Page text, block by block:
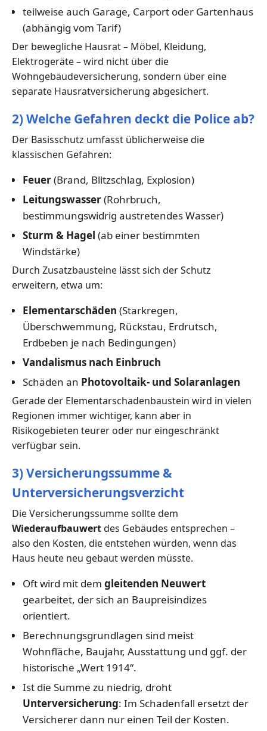
teilweise auch Garage, Carport oder Gartenhaus
(abhängig vom Tarif)
Der bewegliche Hausrat – Möbel, Kleidung,
Elektrogeräte – wird nicht über die
Wohngebäudeversicherung, sondern über eine
separate Hausratversicherung abgesichert.
2) Welche Gefahren deckt die Police ab?
Der Basisschutz umfasst üblicherweise die
klassischen Gefahren:
Feuer(Brand, Blitzschlag, Explosion)
Leitungswasser(Rohrbruch,
bestimmungswidrig austretendes Wasser)
Sturm & Hagel (ab einer bestimmten
Windstärke)
Durch Zusatzbausteine lässt sich der Schutz
erweitern, etwa um:
Elementarschäden (Starkregen,
Überschwemmung, Rückstau, Erdrutsch,
Erdbeben je nach Bedingungen)
Vandalismus nach Einbruch
Schäden an Photovoltaik- und Solaranlagen
Gerade der Elementarschadenbaustein wird in vielen
Regionen immer wichtiger, kann aber in
Risikogebieten teurer oder nur eingeschränkt
verfügbar sein.
3) Versicherungssumme &
Unterversicherungsverzicht
Die Versicherungssumme sollte dem
Wiederaufbauwertdes Gebäudes entsprechen –
also den Kosten, die entstehen würden, wenn das
Haus heute neu gebaut werden müsste.
Oft wird mit dem gleitenden Neuwert
gearbeitet, der sich an Baupreisindizes
orientiert.
Berechnungsgrundlagen sind meist
Wohnfläche, Baujahr, Ausstattung und ggf. der
historische „Wert 1914“.
Ist die Summe zu niedrig, droht
Unterversicherung: Im Schadenfall ersetzt der
Versicherer dann nur einen Teil der Kosten.